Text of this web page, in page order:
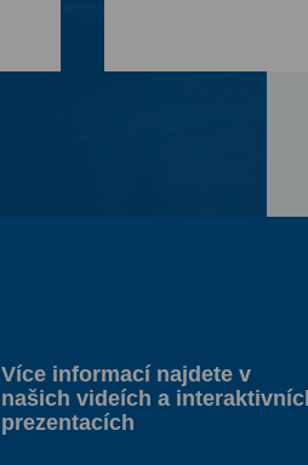
Více informací najdete v
našich videích a
prezentacích